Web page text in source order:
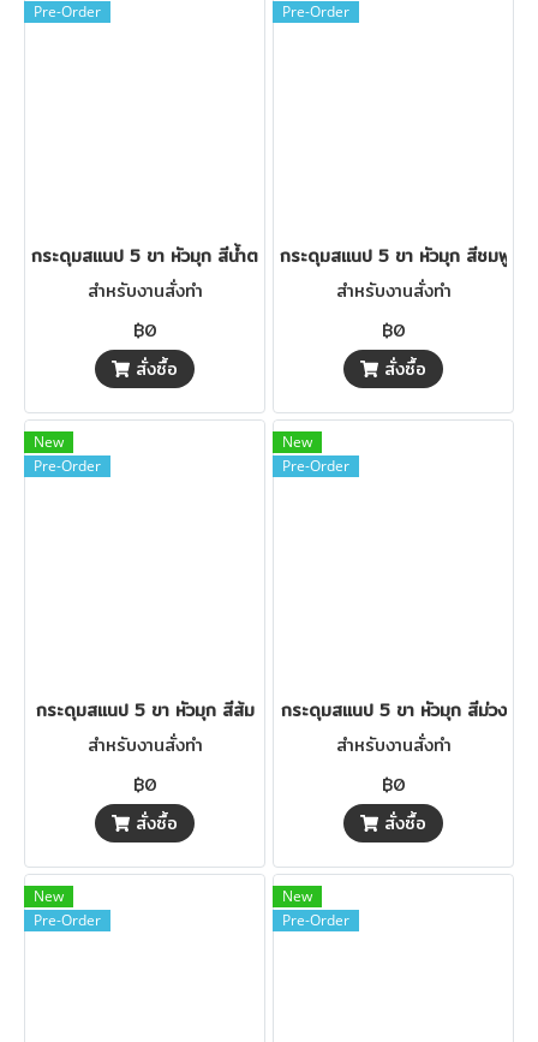
Pre-Order
กระดุมสแนป 5 ขา หัวมุก สีน้ำตาล
สำหรับงานสั่งทำ
฿0
สั่งซื้อ
Pre-Order
กระดุมสแนป 5 ขา หัวมุก สีชมพูอ่อ
สำหรับงานสั่งทำ
฿0
สั่งซื้อ
New
Pre-Order
กระดุมสแนป 5 ขา หัวมุก สีส้ม
สำหรับงานสั่งทำ
฿0
สั่งซื้อ
New
Pre-Order
กระดุมสแนป 5 ขา หัวมุก สีม่วง
สำหรับงานสั่งทำ
฿0
สั่งซื้อ
New
Pre-Order
New
Pre-Order